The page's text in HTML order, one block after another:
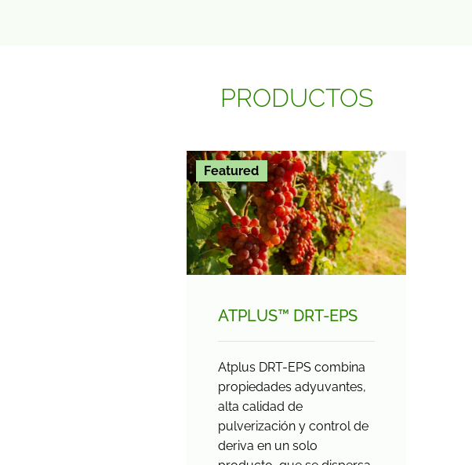
PRODUCTOS
Featured
ATPLUS™ DRT-EPS
Atplus DRT-EPS combina
propiedades adyuvantes,
alta calidad de
pulverización y control de
deriva en un solo